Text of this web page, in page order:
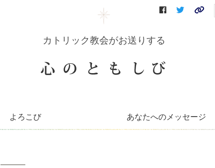
カトリック教会がお送りする
よろこび あなたへのメッセージ